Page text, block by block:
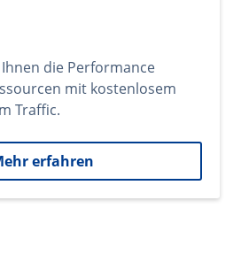
Ihnen die Performance
mit kostenlosem
Traffic.
erfahren